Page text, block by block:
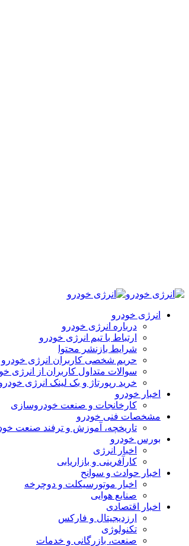
انرژی خودرو
درباره انرژی خودرو
ارتباط با تیم انرژی خودرو
شرایط بازنشر محتوا
حریم شخصی کاربران انرژی خودرو
سوالات متداول کاربران از انرژی
خرید رپورتاژ و بک لینک انرژی
اخبار خودرو
کارخانجات و صنعت خودروسازی
مشخصات فنی خودرو
تاریخچه، آموزش و ترفند صنعت
بورس خودرو
اخبار انرژی
کارآفرینی و بازاریابی
اخبار حوادث و سوانح
اخبار موتورسیکلت و دوچرخه
صنایع هوایی
اخبار اقتصادی
ارزدیجیتال و فارکس
تکنولوژی
صنعت، بازرگانی و خدمات